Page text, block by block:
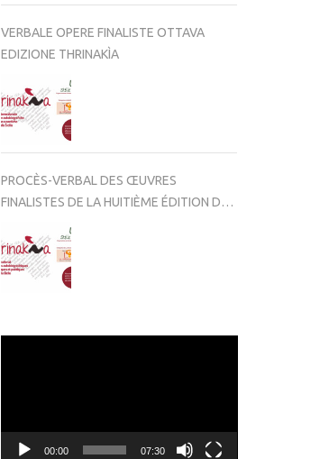
VERBALE OPERE FINALISTE OTTAVA
EDIZIONE THRINAKÌA
PROCÈS-VERBAL DES ŒUVRES
FINALISTES DE LA HUITIÈME ÉDITION DE
00:00 07:30